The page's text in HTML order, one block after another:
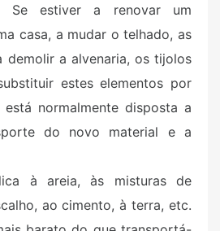
Se estiver a renovar um
casa, a mudar o telhado, as
demolir a alvenaria, os tijolos
estes elementos por
normalmente disposta a
do novo material e a
à areia, às misturas de
ao cimento, à terra, etc.